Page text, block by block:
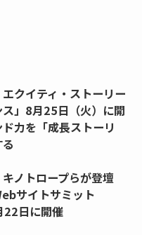
エクイティ・ストーリー
」8月25日（火）に開
力を「成長ストーリ
ノトロープらが登壇
サイトサミット
日に開催